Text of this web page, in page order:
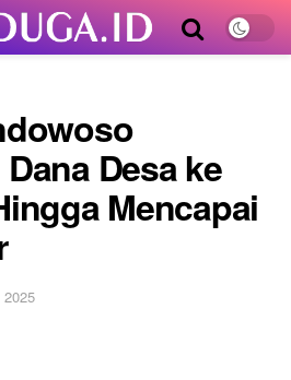
Desa ke
Mencapai